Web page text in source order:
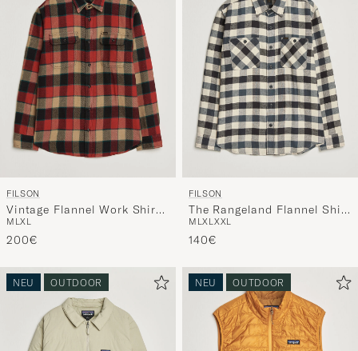
FILSON
Vintage Flannel Work Shirt
Red/Cream
M LXL
200€
FILSON
The Rangeland Flannel Shirt
Charcoal
M LXLXXL
140€
NEU OUTDOOR NEU OUTDOOR